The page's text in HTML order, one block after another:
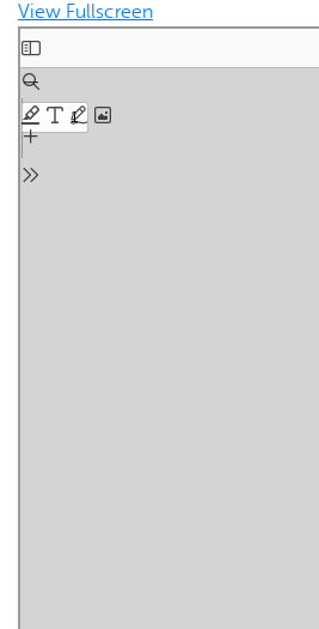
View Fullscreen
Skip to PDF content